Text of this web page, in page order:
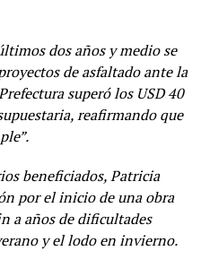
dos años y medio se
de asfaltado ante la
superó los USD 40
reafirmando que
beneficiados, Patricia
por el inicio de una obra
a años de dificultades
y el lodo en invierno.